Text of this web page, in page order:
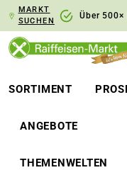
Zur
MARKT
SUCHEN
Über 500×
SORTIMENT
ANGEBOTE
THEMENWELTEN